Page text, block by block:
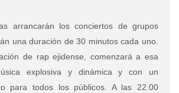
arrancarán los conciertos de grupos
una duración de 30 minutos cada uno.
de rap ejidense, comenzará a esa
explosiva y dinámica y con un
para todos los públicos. A las 22.00